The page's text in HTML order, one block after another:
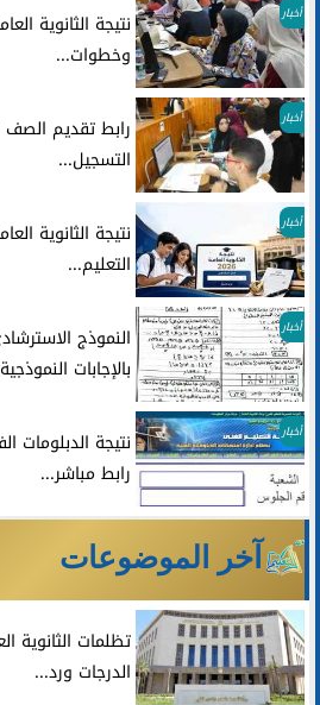
أخبار
وخطوات...
أخبار
التسجيل...
أخبار
التعليم...
أخبار
بالإجابات النموذجية
أخبار
رابط مباشر...
آخر الموضوعات
الدرجات ورد...